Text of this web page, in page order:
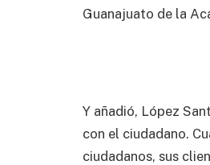
Guanajuato de la
Y añadió, López
con el ciudadano.
ciudadanos, sus